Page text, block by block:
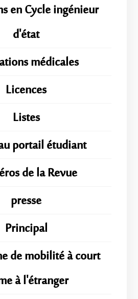
en Cycle ingénieur
d'état
médicales
Licences
Listes
portail étudiant
de la Revue
presse
Principal
de mobilité à court
à l'étranger